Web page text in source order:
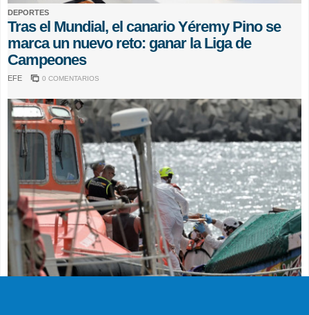
DEPORTES
Tras el Mundial, el canario Yéremy Pino se
marca un nuevo reto: ganar la Liga de
Campeones
EFE 0 COMENTARIOS